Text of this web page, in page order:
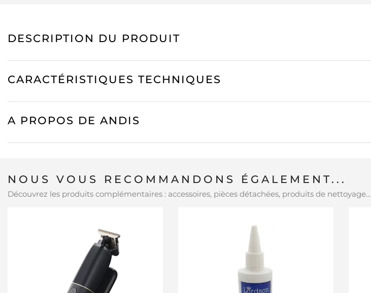
DESCRIPTION DU PRODUIT
CARACTÉRISTIQUES TECHNIQUES
A PROPOS DE ANDIS
NOUS VOUS RECOMMANDONS ÉGALEMENT...
Découvrez les produits complémentaires : accessoires, pièces détachées, produits de nettoyage...